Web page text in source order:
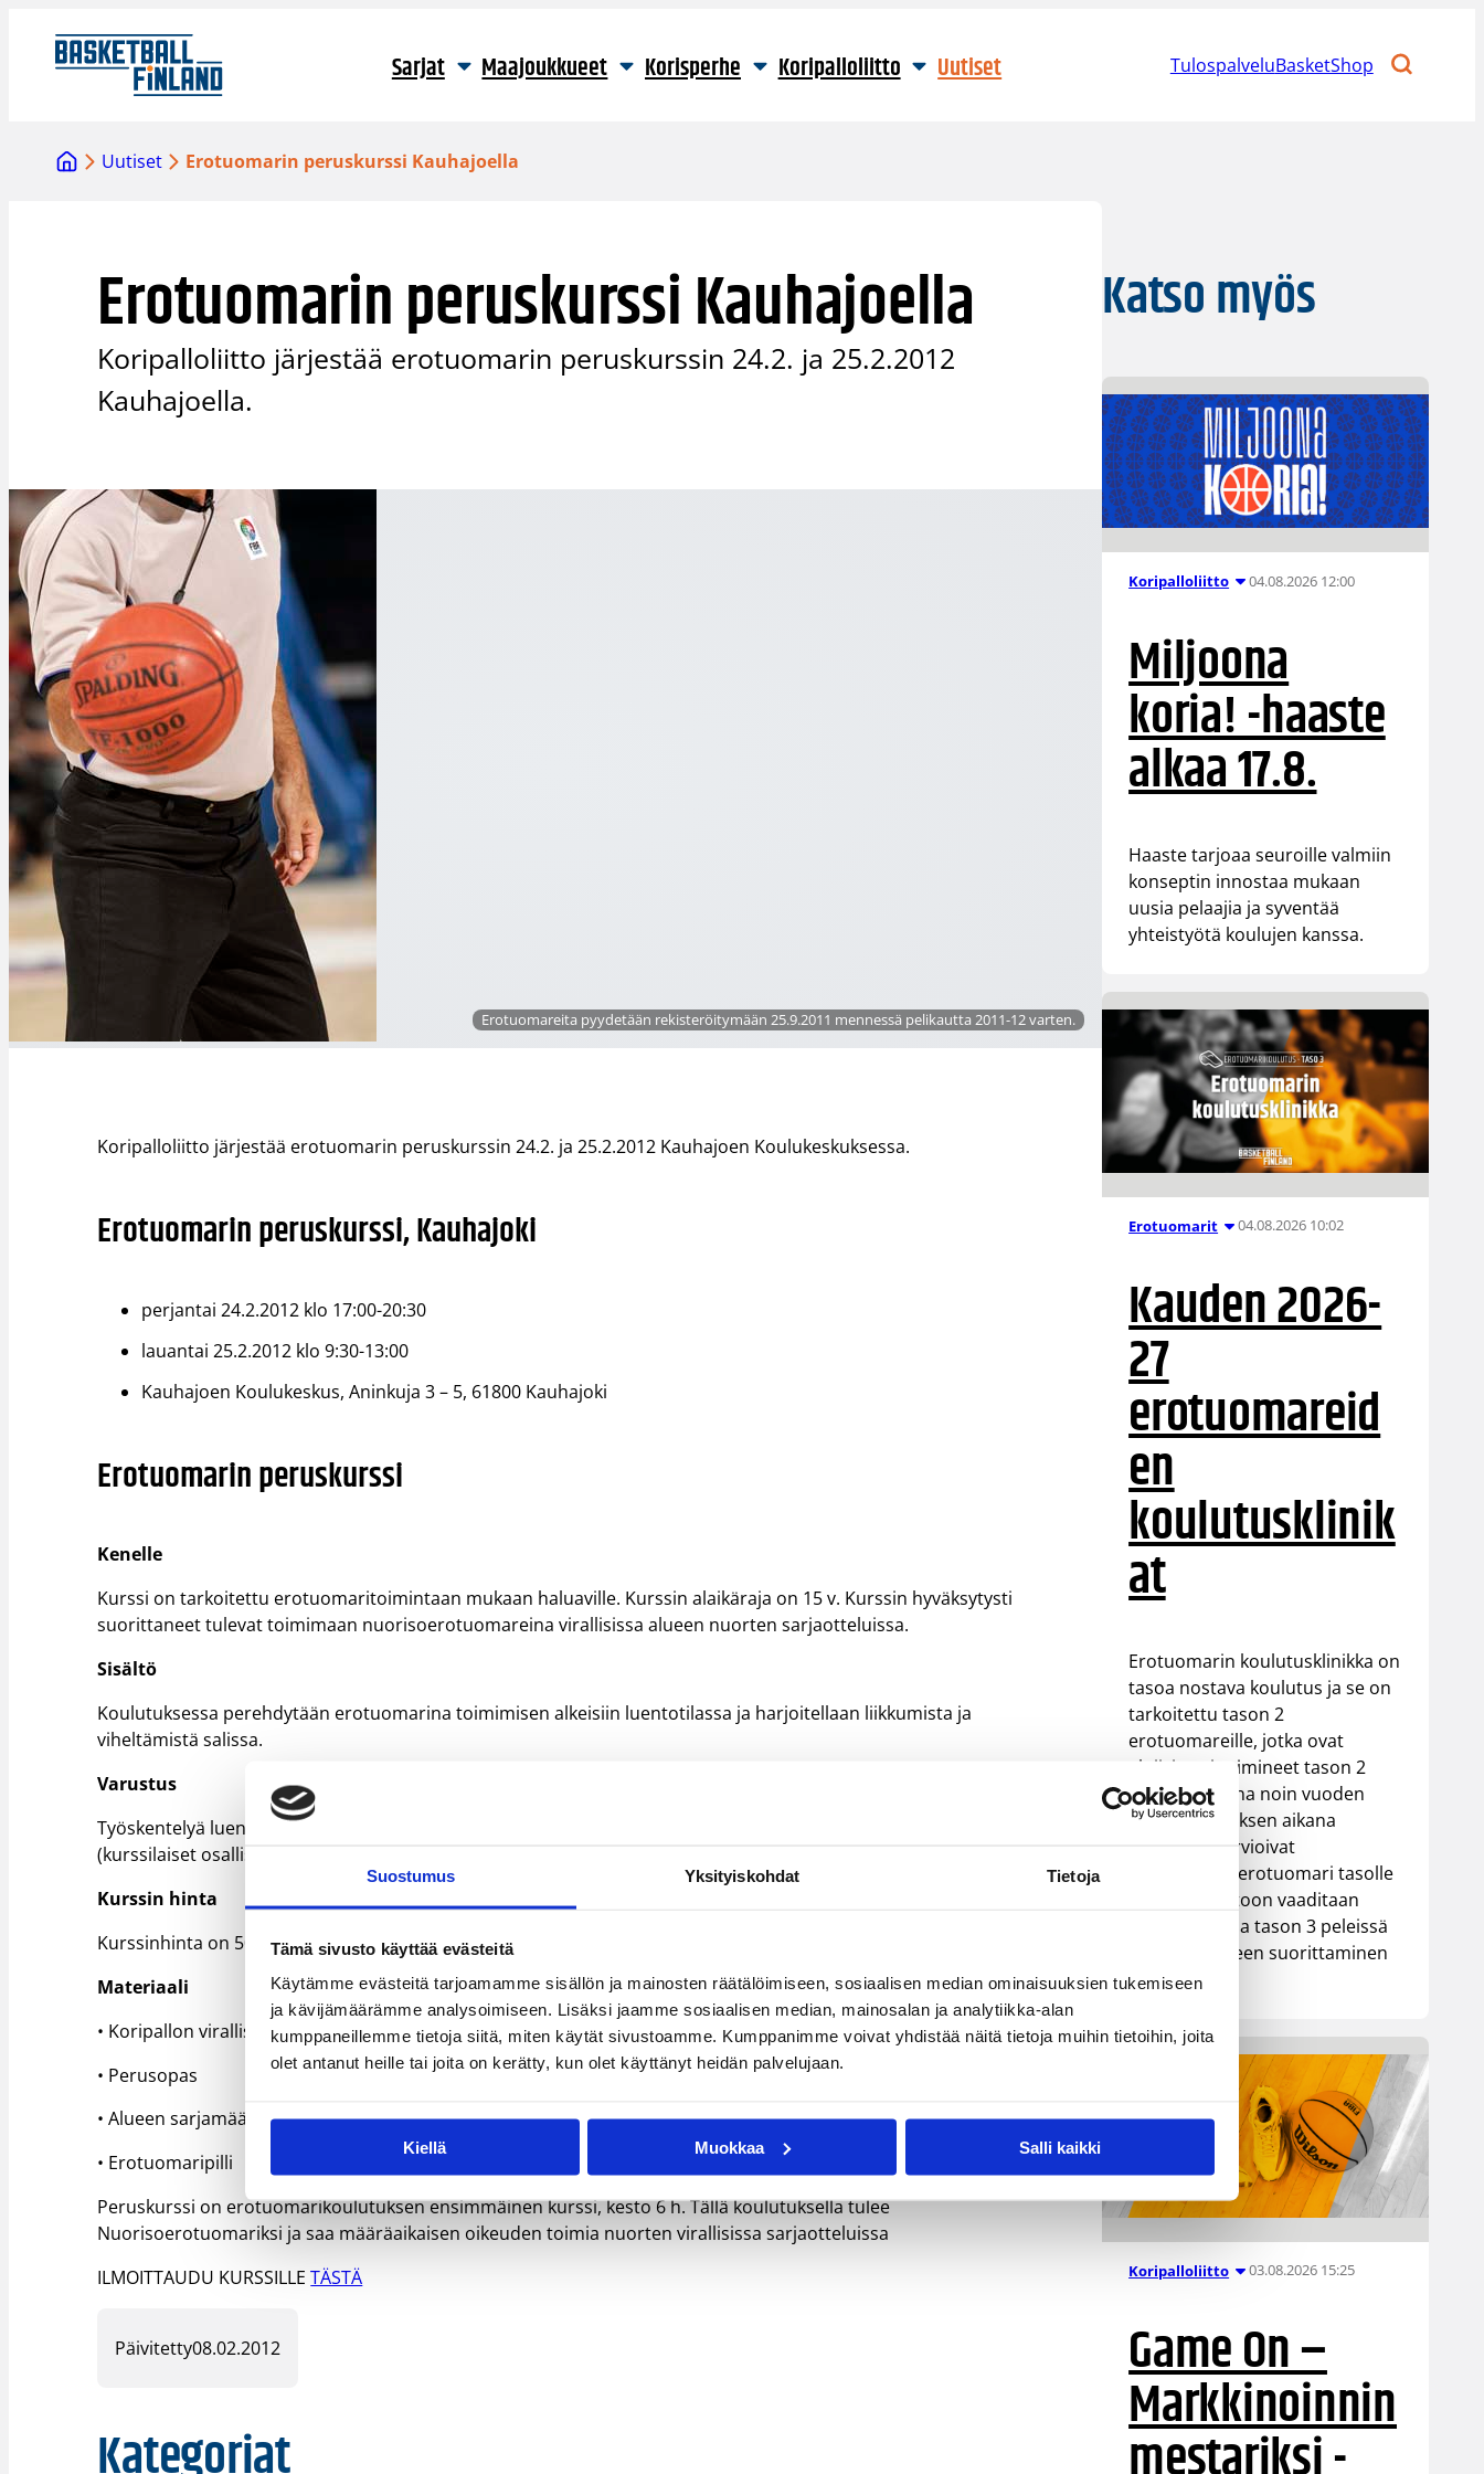
Suostumus Yksityiskohdat Tietoja
Tämä sivusto käyttää evästeitä
Käytämme evästeitä tarjoamamme sisällön ja mainosten räätälöimiseen, sosiaalisen median ominaisuuksien tukemiseen
ja kävijämäärämme analysoimiseen. Lisäksi jaamme sosiaalisen median, mainosalan ja analytiikka-alan
kumppaneillemme tietoja siitä, miten käytät sivustoamme. Kumppanimme voivat yhdistää näitä tietoja muihin tietoihin, joita
olet antanut heille tai joita on kerätty, kun olet käyttänyt heidän palvelujaan.
Kiellä Muokkaa Salli kaikki
sisältöön
Sarjat Maajoukkueet Korisperhe Koripalloliitto Uutiset TulospalveluBasketShop
Uutiset Erotuomarin peruskurssi Kauhajoella
Erotuomarin peruskurssi Kauhajoella
Koripalloliitto järjestää erotuomarin peruskurssin 24.2. ja 25.2.2012
Kauhajoella.
Erotuomareita pyydetään rekisteröitymään 25.9.2011 mennessä pelikautta 2011-12 varten.
Koripalloliitto järjestää erotuomarin peruskurssin 24.2. ja 25.2.2012 Kauhajoen Koulukeskuksessa.
Erotuomarin peruskurssi, Kauhajoki
perjantai 24.2.2012 klo 17:00-20:30
lauantai 25.2.2012 klo 9:30-13:00
Kauhajoen Koulukeskus, Aninkuja 3 – 5, 61800 Kauhajoki
Erotuomarin peruskurssi
Kenelle
Kurssi on tarkoitettu erotuomaritoimintaan mukaan haluaville. Kurssin alaikäraja on 15 v. Kurssin hyväksytysti
suorittaneet tulevat toimimaan nuorisoerotuomareina virallisissa alueen nuorten sarjaotteluissa.
Sisältö
Koulutuksessa perehdytään erotuomarina toimimisen alkeisiin luentotilassa ja harjoitellaan liikkumista ja
viheltämistä salissa.
Varustus
Työskentelyä luentotilassa ja salissa, varustuksena muistiinpanovälineet salivarustus kurssin 2. iltana
(kurssilaiset osallistuvat itse tekemällä/kokeilemalla saliharjoitukseen).
Kurssin hinta
Kurssinhinta on 50 euroa, mikä sisältää koulutuksen ja materiaalit. Maksu laskuetaan kurssin jälkeen.
Materiaali
• Koripallon viralliset pelisäännöt
• Perusopas
• Alueen sarjamääräykset
• Erotuomaripilli
Peruskurssi on erotuomarikoulutuksen ensimmäinen kurssi, kesto 6 h. Tällä koulutuksella tulee
Nuorisoerotuomariksi ja saa määräaikaisen oikeuden toimia nuorten virallisissa sarjaotteluissa
ILMOITTAUDU KURSSILLETÄSTÄ
Päivitetty08.02.2012
Katso myös
Koripalloliitto 04.08.2026 12:00
Miljoona
koria! -haaste
alkaa 17.8.
Haaste tarjoaa seuroille valmiin
konseptin innostaa mukaan
uusia pelaajia ja syventää
yhteistyötä koulujen kanssa.
Erotuomarit 04.08.2026 10:02
Kauden 2026-
27
erotuomareid
en
koulutusklinik
at
Erotuomarin koulutusklinikka on
tasoa nostava koulutus ja se on
tarkoitettu tason 2
erotuomareille, jotka ovat
aktiivisesti toimineet tason 2
erotuomareina noin vuoden
ajan. Koulutuksen aikana
kouluttajat arvioivat
nostetaanko erotuomari tasolle
3. Tason nostoon vaaditaan
valmius toimia tason 3 peleissä
ja sääntökokeen suorittaminen
hyväksytysti.
Koripalloliitto 03.08.2026 15:25
Game On –
Markkinoinnin